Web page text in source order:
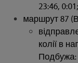
23:46, 0:01;
маршрут 87
колії в
Подбужа: